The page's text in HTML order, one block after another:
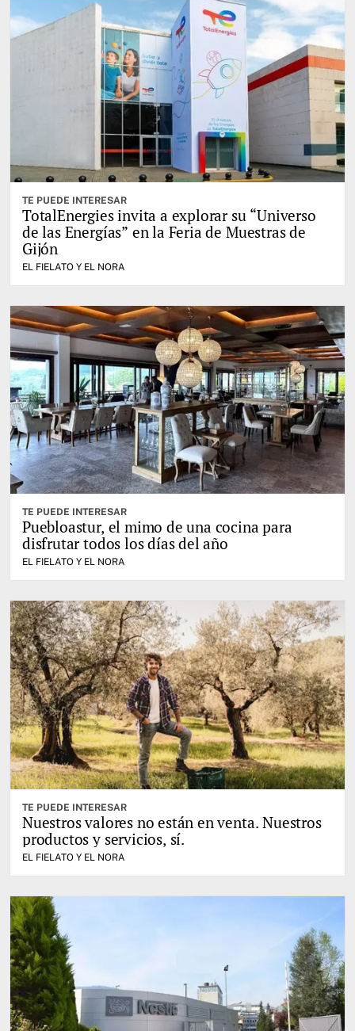
TE PUEDE INTERESAR
TotalEnergies invita a explorar su “Universo
de las Energías” en la Feria de Muestras de
Gijón
EL FIELATO Y EL NORA
TE PUEDE INTERESAR
Puebloastur, el mimo de una cocina para
disfrutar todos los días del año
EL FIELATO Y EL NORA
TE PUEDE INTERESAR
Nuestros valores no están en venta. Nuestros
productos y servicios, sí.
EL FIELATO Y EL NORA